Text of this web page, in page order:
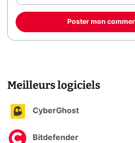
Poster mon
Meilleurs logiciels
CyberGhost
Bitdefender